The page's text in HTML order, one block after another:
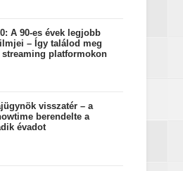
A 90-es évek legjobb
– Így találod meg
streaming platformokon
visszatér – a
berendelte a
évadot